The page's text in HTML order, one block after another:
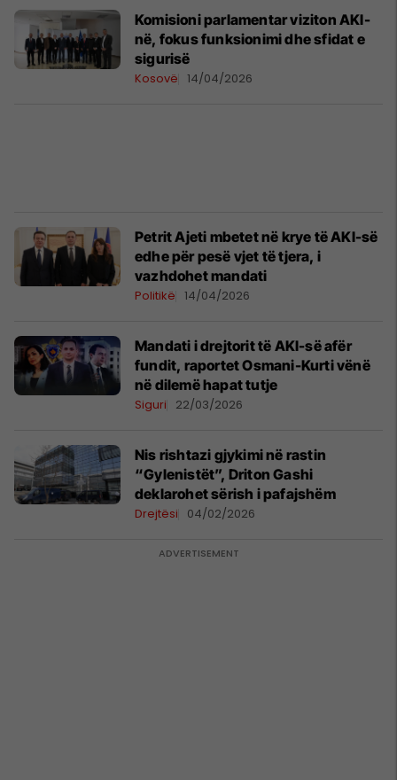
Komisioni parlamentar viziton AKI-
në, fokus funksionimi dhe sfidat e
sigurisë
Kosovë 14/04/2026
Petrit Ajeti mbetet në krye të AKI-së
edhe për pesë vjet të tjera, i
vazhdohet mandati
Politikë 14/04/2026
Mandati i drejtorit të AKI-së afër
fundit, raportet Osmani-Kurti vënë
në dilemë hapat tutje
Siguri 22/03/2026
Nis rishtazi gjykimi në rastin
“Gylenistët”, Driton Gashi
deklarohet sërish i pafajshëm
Drejtësi 04/02/2026